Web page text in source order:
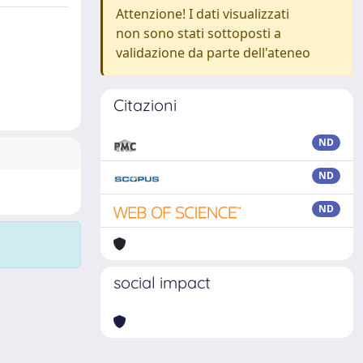
Attenzione! I dati visualizzati
non sono stati sottoposti a
validazione da parte dell'ateneo
Citazioni
ND
ND
ND
social impact